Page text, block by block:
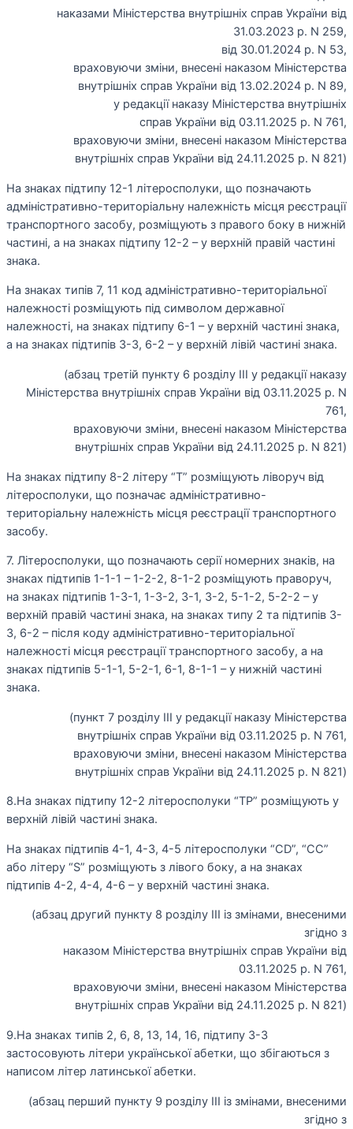
наказами Міністерства внутрішніх справ України від
31.03.2023 р. N 259,
від 30.01.2024 р. N 53,
враховуючи зміни, внесені наказом Міністерства
внутрішніх справ України від 13.02.2024 р. N 89,
у редакції наказу Міністерства внутрішніх
справ України від 03.11.2025 р. N 761,
враховуючи зміни, внесені наказом Міністерства
внутрішніх справ України від 24.11.2025 р. N 821)
На знаках підтипу 12-1 літеросполуки, що позначають
адміністративно-територіальну належність місця реєстрації
транспортного засобу, розміщують з правого боку в нижній
частині, а на знаках підтипу 12-2 – у верхній правій частині
знака.
На знаках типів 7, 11 код адміністративно-територіальної
належності розміщують під символом державної
належності, на знаках підтипу 6-1 – у верхній частині знака,
а на знаках підтипів 3-3, 6-2 – у верхній лівій частині знака.
(абзац третій пункту 6 розділу ІІІ у редакції наказу
Міністерства внутрішніх справ України від 03.11.2025 р. N
761,
враховуючи зміни, внесені наказом Міністерства
внутрішніх справ України від 24.11.2025 р. N 821)
На знаках підтипу 8-2 літеру “Т” розміщують ліворуч від
літеросполуки, що позначає адміністративно-
територіальну належність місця реєстрації транспортного
засобу.
7. Літеросполуки, що позначають серії номерних знаків, на
знаках підтипів 1-1-1 – 1-2-2, 8-1-2 розміщують праворуч,
на знаках підтипів 1-3-1, 1-3-2, 3-1, 3-2, 5-1-2, 5-2-2 – у
верхній правій частині знака, на знаках типу 2 та підтипів 3-
3, 6-2 – після коду адміністративно-територіальної
належності місця реєстрації транспортного засобу, а на
знаках підтипів 5-1-1, 5-2-1, 6-1, 8-1-1 – у нижній частині
знака.
(пункт 7 розділу ІІІ у редакції наказу Міністерства
внутрішніх справ України від 03.11.2025 р. N 761,
враховуючи зміни, внесені наказом Міністерства
внутрішніх справ України від 24.11.2025 р. N 821)
8.На знаках підтипу 12-2 літеросполуки “ТР” розміщують у
верхній лівій частині знака.
На знаках підтипів 4-1, 4-3, 4-5 літеросполуки “CD”, “CC”
або літеру “S” розміщують з лівого боку, а на знаках
підтипів 4-2, 4-4, 4-6 – у верхній частині знака.
(абзац другий пункту 8 розділу ІІІ із змінами, внесеними
згідно з
наказом Міністерства внутрішніх справ України від
03.11.2025 р. N 761,
враховуючи зміни, внесені наказом Міністерства
внутрішніх справ України від 24.11.2025 р. N 821)
9.На знаках типів 2, 6, 8, 13, 14, 16, підтипу 3-3
застосовують літери української абетки, що збігаються з
написом літер латинської абетки.
(абзац перший пункту 9 розділу III із змінами, внесеними
згідно з